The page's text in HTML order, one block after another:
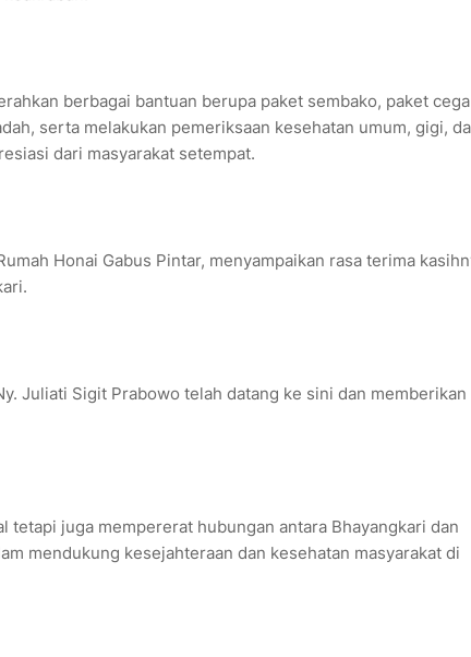
berbagai bantuan berupa paket sembako, paket
serta melakukan pemeriksaan kesehatan umum, gigi,
dari masyarakat setempat.
Honai Gabus Pintar, menyampaikan rasa terima
Juliati Sigit Prabowo telah datang ke sini dan memberikan
tetapi juga mempererat hubungan antara Bhayangkari dan
mendukung kesejahteraan dan kesehatan masyarakat di